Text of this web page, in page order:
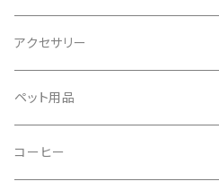
アクセサリー
ペット用品
ドッグシャンプー
コーヒー